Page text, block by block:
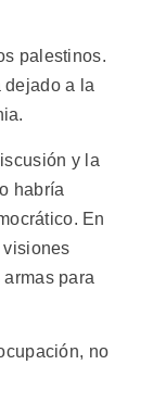
palestinos.
dejado a la
y la
habría
En
visiones
para
no